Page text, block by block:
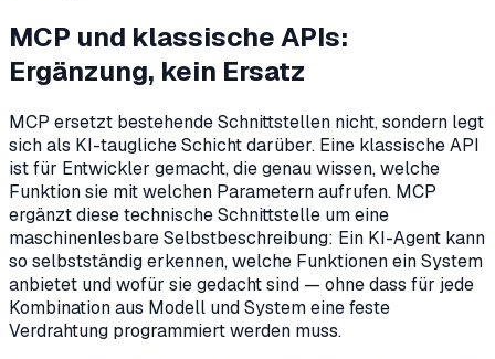
MCP und klassische APIs:
Ergänzung, kein Ersatz
MCP ersetzt bestehende Schnittstellen nicht, sondern legt
sich als KI-taugliche Schicht darüber. Eine klassische API
ist für Entwickler gemacht, die genau wissen, welche
Funktion sie mit welchen Parametern aufrufen. MCP
ergänzt diese technische Schnittstelle um eine
maschinenlesbare Selbstbeschreibung: Ein KI-Agent kann
so selbstständig erkennen, welche Funktionen ein System
anbietet und wofür sie gedacht sind — ohne dass für jede
Kombination aus Modell und System eine feste
Verdrahtung programmiert werden muss.